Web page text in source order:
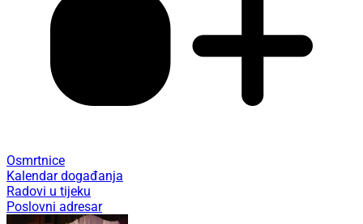
Osmrtnice
Kalendar događanja
Radovi u tijeku
Poslovni adresar